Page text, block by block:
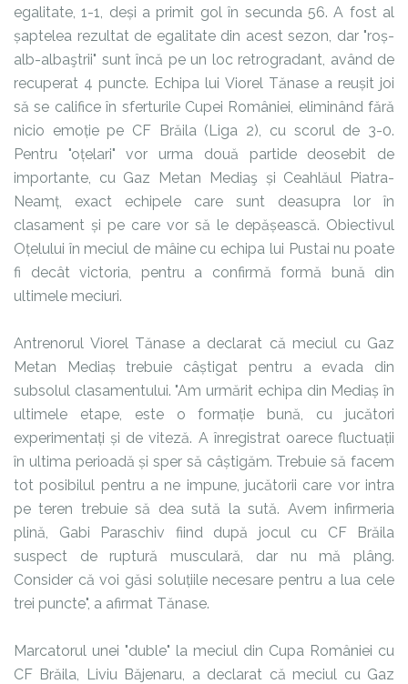
egalitate, 1-1, deși a primit gol în secunda 56. A fost al
șaptelea rezultat de egalitate din acest sezon, dar "roș-
alb-albaştrii" sunt încă pe un loc retrogradant, având de
recuperat 4 puncte. Echipa lui Viorel Tănase a reușit joi
să se califice în sferturile Cupei României, eliminând fără
nicio emoție pe CF Brăila (Liga 2), cu scorul de 3-0.
Pentru "oțelari" vor urma două partide deosebit de
importante, cu Gaz Metan Mediaş și Ceahlăul Piatra-
Neamț, exact echipele care sunt deasupra lor în
clasament și pe care vor să le depășească. Obiectivul
Oțelului în meciul de mâine cu echipa lui Pustai nu poate
fi decât victoria, pentru a confirmă formă bună din
ultimele meciuri.
Antrenorul Viorel Tănase a declarat că meciul cu Gaz
Metan Mediaș trebuie câștigat pentru a evada din
subsolul clasamentului. "Am urmărit echipa din Mediaș în
ultimele etape, este o formație bună, cu jucători
experimentați și de viteză. A înregistrat oarece fluctuații
în ultima perioadă și sper să câștigăm. Trebuie să facem
tot posibilul pentru a ne impune, jucătorii care vor intra
pe teren trebuie să dea sută la sută. Avem infirmeria
plină, Gabi Paraschiv fiind după jocul cu CF Brăila
suspect de ruptură musculară, dar nu mă plâng.
Consider că voi găsi soluțiile necesare pentru a lua cele
trei puncte", a afirmat Tănase.
Marcatorul unei "duble" la meciul din Cupa României cu
CF Brăila, Liviu Băjenaru, a declarat că meciul cu Gaz